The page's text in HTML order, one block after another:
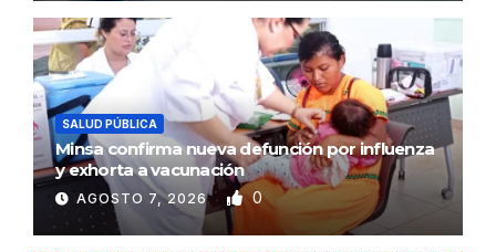
SALUD PÚBLICA
Minsa confirma nueva defunción por influenza
y exhorta a vacunación
AGOSTO 7, 2026 0